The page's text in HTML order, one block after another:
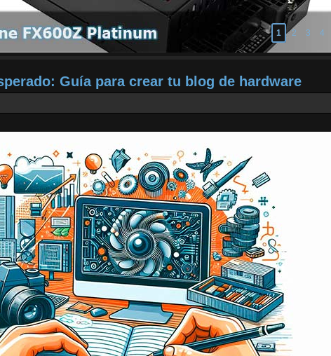
1 2 3 4
Guía para crear tu blog de hardware